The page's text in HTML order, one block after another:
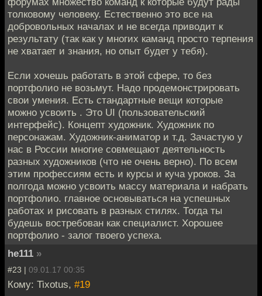
толковому человеку. Естественно это все на
добровольных началах и не всегда приводит к
результату (так как у многих каманд просто терпения
не хватает и знания, но опыт будет у тебя).
Если хочешь работать в этой сфере, то без
портфолио не возьмут. Надо продемонстрировать
свои умения. Есть стандартные вещи которые
можно усвоить . Это UI (пользовательский
интерфейс). Концепт художник. Художник по
персонажам. Художник-аниматор и т.д. Зачастую у
нас в России многие совмещают деятельность
разных художников (что не очень верно). По всем
этим профессиям есть и курсы и куча уроков. За
полгода можно усвоить массу материала и набрать
портфолио. главное основываться на успешных
работах и рисовать в разных стилях. Тогда ты
будешь востребован как специалист. Хорошее
портфолио - залог твоего успеха.
he111 »
#23 | 09.01.17 00:35
Кому: Tixotus, #19